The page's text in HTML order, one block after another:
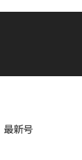
最新号